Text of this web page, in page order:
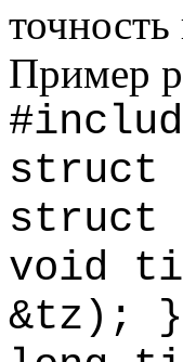
Пример
struct
struct
void
&tz ); }